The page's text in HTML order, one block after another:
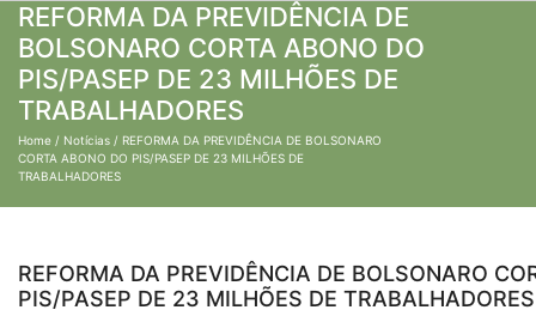
REFORMA DA PREVIDÊNCIA DE
BOLSONARO CORTA ABONO DO
PIS/PASEP DE 23 MILHÕES DE
TRABALHADORES
Home / Notícias / REFORMA DA PREVIDÊNCIA DE BOLSONARO
CORTA ABONO DO PIS/PASEP DE 23 MILHÕES DE
TRABALHADORES
REFORMA DA PREVIDÊNCIA DE BOLSONARO
PIS/PASEP DE 23 MILHÕES DE TRABALHADORES